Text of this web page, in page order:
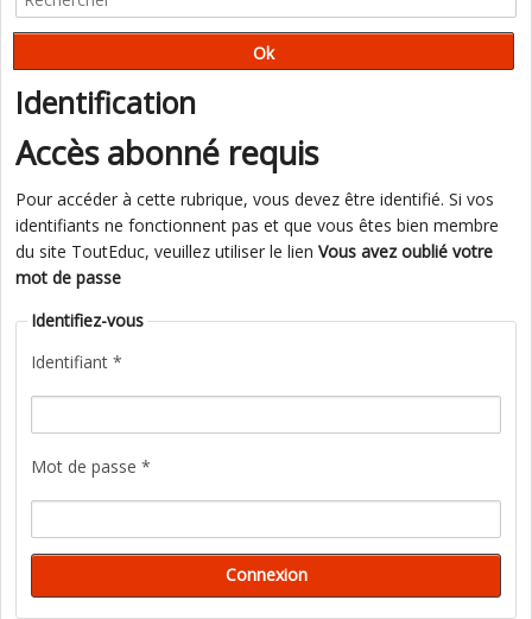
Identification
Accès abonné requis
Pour accéder à cette rubrique, vous devez être identifié. Si vos
identifiants ne fonctionnent pas et que vous êtes bien membre
du site ToutEduc, veuillez utiliser le lien Vous avez oublié votre
mot de passe
Identifiez-vous
Identifiant *
Mot de passe *